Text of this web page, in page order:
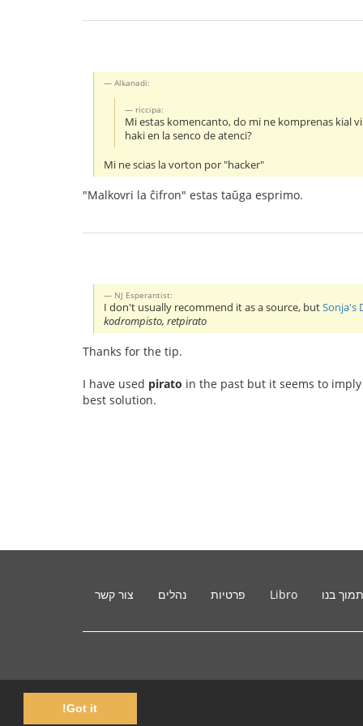
Got it!
Alkanadi:
riccipa:
Mi estas komencanto, do mi ne komprenas kial
haki en la senco de atenci?
Mi ne scias la vorton por "hacker"
"Malkovri la ĉifron" estas taŭga esprimo.
NJ Esperantist:
I don't usually recommend it as a source, butSonja's
kodrompisto, retpirato
Thanks for the tip.
I have used pirato in the past but it seems to
best solution.
תמוך בנו Libro פרטיות נהלים צור קשר